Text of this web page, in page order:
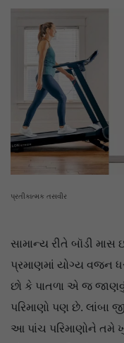
પ્રતીકાત્મક તસવીર
સામાન્ય રીતે બૉડી
પ્રમાણમાં યોગ્ય વજન
છો કે પાતળા એ જ
પરિમાણો પણ છે. લાંબા
આ પાંચ પરિમાણોને તમે